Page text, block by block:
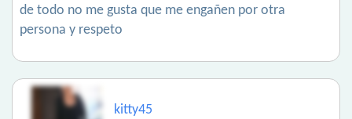
de todo no me gusta que me engañen por otra
persona y respeto
kitty45